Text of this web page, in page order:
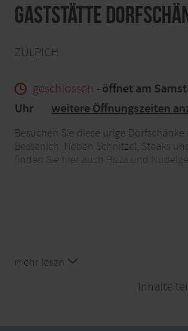
Gaststätte
ZÜLPICH
geschlossen - öffnet am
Uhr
weitere Öffnungszeiten
Besuchen Sie diese urige
Bessenich. Neben Schnitzel, Steaks
finden Sie hier auch Pizza und
mehr lesen
Inhalte